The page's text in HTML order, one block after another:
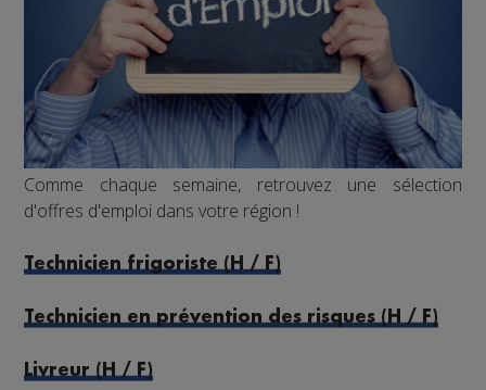
Comme chaque semaine, retrouvez une sélection
d'offres d'emploi dans votre région !
Technicien frigoriste (H / F)
Technicien en prévention des risques (H / F)
Livreur (H / F)